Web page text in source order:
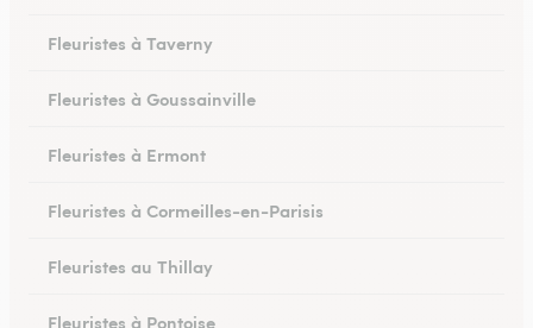
Fleuristes à Taverny
Fleuristes à Goussainville
Fleuristes à Ermont
Fleuristes à Cormeilles-en-Parisis
Fleuristes au Thillay
Fleuristes à Pontoise